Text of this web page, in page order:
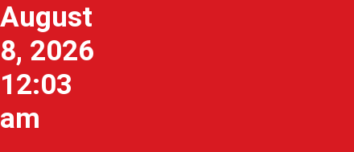
August
8, 2026
12:03
am